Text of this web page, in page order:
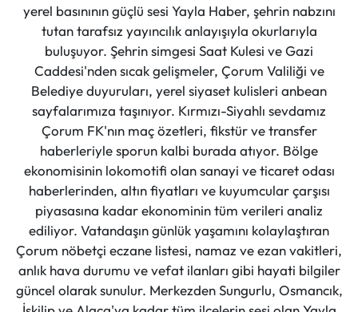
yerel basınının güçlü sesi Yayla Haber, şehrin nabzını
tutan tarafsız yayıncılık anlayışıyla okurlarıyla
buluşuyor. Şehrin simgesi Saat Kulesi ve Gazi
Caddesi'nden sıcak gelişmeler, Çorum Valiliği ve
Belediye duyuruları, yerel siyaset kulisleri anbean
sayfalarımıza taşınıyor. Kırmızı-Siyahlı sevdamız
Çorum FK'nın maç özetleri, fikstür ve transfer
haberleriyle sporun kalbi burada atıyor. Bölge
ekonomisinin lokomotifi olan sanayi ve ticaret odası
haberlerinden, altın fiyatları ve kuyumcular çarşısı
piyasasına kadar ekonominin tüm verileri analiz
ediliyor. Vatandaşın günlük yaşamını kolaylaştıran
Çorum nöbetçi eczane listesi, namaz ve ezan vakitleri,
anlık hava durumu ve vefat ilanları gibi hayati bilgiler
güncel olarak sunulur. Merkezden Sungurlu, Osmancık,